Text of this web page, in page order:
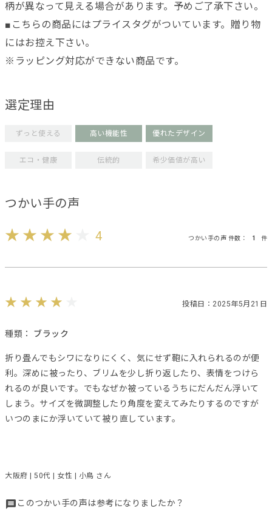
柄が異なって見える場合があります。予めご了承下さい。
■こちらの商品にはプライスタグがついています。贈り物
にはお控え下さい。
※ラッピング対応ができない商品です。
選定理由
ずっと使える 高い機能性 優れたデザイン
エコ・健康 伝統的 希少価値が高い
つかい手の声
4 つかい手の声 件数： 1 件
投稿日：2025年5月21日
種類： ブラック
折り畳んでもシワになりにくく、気にせず鞄に入れられるのが便
利。深めに被ったり、ブリムを少し折り返したり、表情をつけら
れるのが良いです。でもなぜか被っているうちにだんだん浮いて
しまう。サイズを微調整したり角度を変えてみたりするのですが
いつのまにか浮いていて被り直しています。
大阪府 | 50代 | 女性 | 小鳥 さん
このつかい手の声は参考になりましたか？